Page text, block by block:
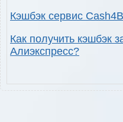
Кэшбэк сервис
Как получить кэшбэк
Алиэкспресс?